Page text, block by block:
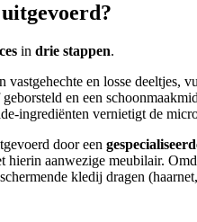
in drie stappen.
en losse deeltjes,
en een
ingrediënten vernietigt de
door een
hierin aanwezige meubilair.
kledij dragen